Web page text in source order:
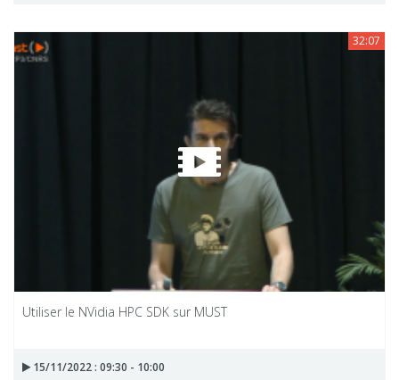
32:07
Utiliser le NVidia HPC SDK sur MUST
15/11/2022 : 09:30 - 10:00